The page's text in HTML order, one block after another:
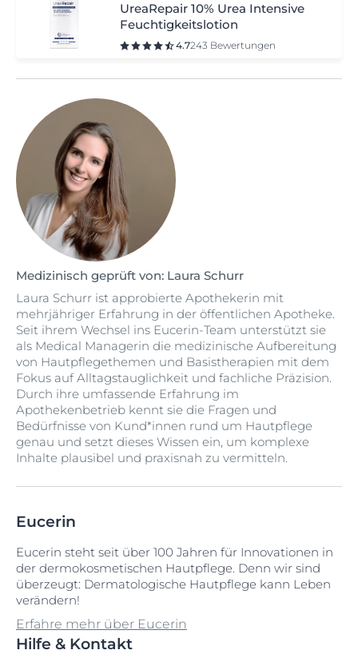
UreaRepair 10% Urea Intensive
Feuchtigkeitslotion
4.7243 Bewertungen
Medizinisch geprüft von: Laura Schurr
Laura Schurr ist approbierte Apothekerin mit
mehrjähriger Erfahrung in der öffentlichen Apotheke.
Seit ihrem Wechsel ins Eucerin-Team unterstützt sie
als Medical Managerin die medizinische Aufbereitung
von Hautpflegethemen und Basistherapien mit dem
Fokus auf Alltagstauglichkeit und fachliche Präzision.
Durch ihre umfassende Erfahrung im
Apothekenbetrieb kennt sie die Fragen und
Bedürfnisse von Kund*innen rund um Hautpflege
genau und setzt dieses Wissen ein, um komplexe
Inhalte plausibel und praxisnah zu vermitteln.
Eucerin
Eucerin steht seit über 100 Jahren für Innovationen in
der dermokosmetischen Hautpflege. Denn wir sind
überzeugt: Dermatologische Hautpflege kann Leben
verändern!
Erfahre mehr über Eucerin
Hilfe & Kontakt